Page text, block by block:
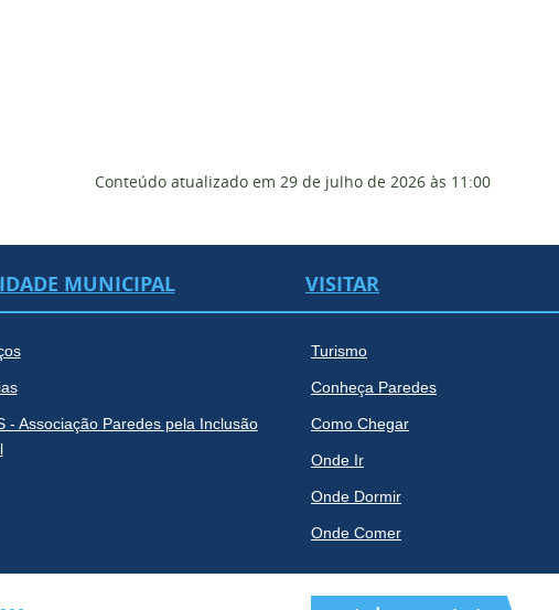
Conteúdo atualizado em 29 de julho de 2026 às 11:00
MUNICIPAL
- Associação Paredes pela Inclusão
VISITAR
Turismo
Conheça Paredes
Como Chegar
Onde Ir
Onde Dormir
Onde Comer